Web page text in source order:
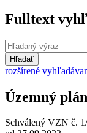
Fulltext
Hľadať
rozšírené
Územný
Schválený VZN č.